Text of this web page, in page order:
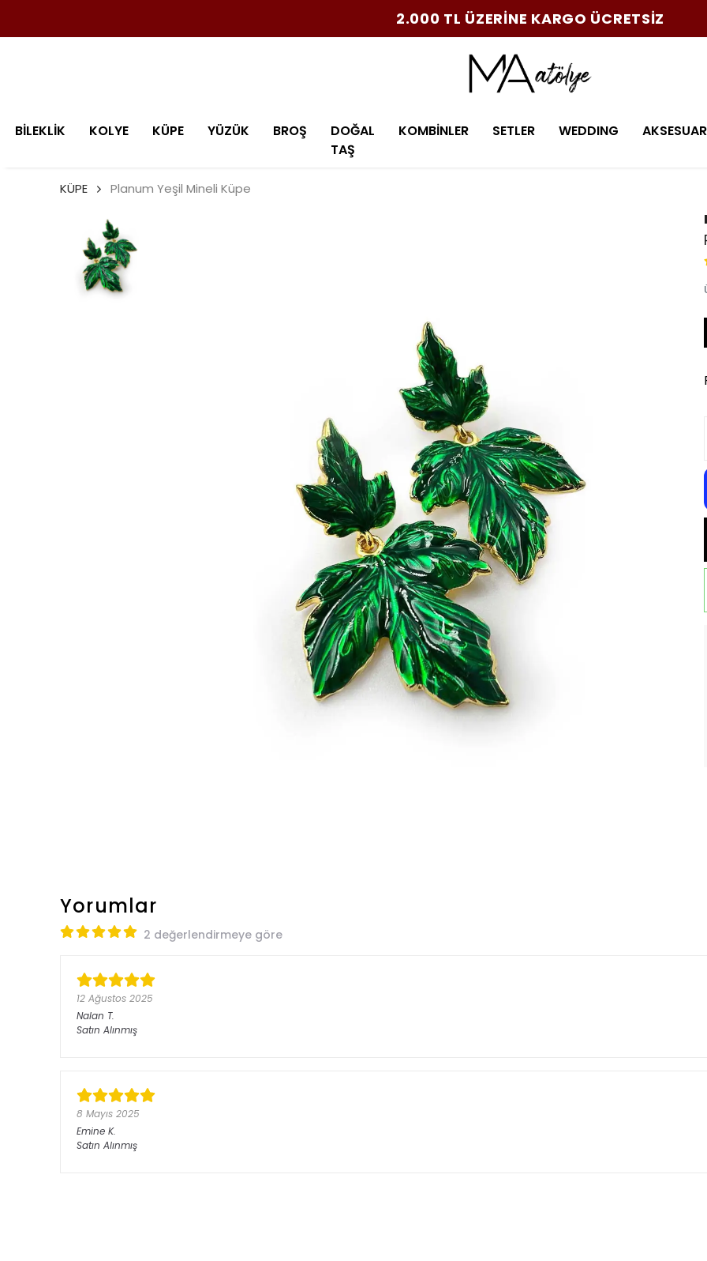
2.000 TL ÜZERİNE KARGO ÜCRETSİZ
BİLEKLİK KOLYE KÜPE YÜZÜK BROŞ
DOĞAL
TAŞ
KOMBİNLER SETLER WEDDING AKSESUAR
KÜPE Planum Yeşil Mineli Küpe
Yorumlar
2 değerlendirmeye göre
12 Ağustos 2025
Nalan T.
Satın Alınmış
8 Mayıs 2025
Emine K.
Satın Alınmış